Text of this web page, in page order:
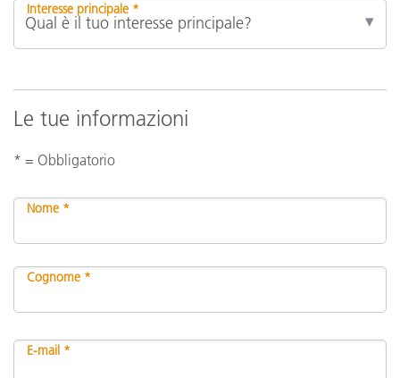
Interesse principale *
Le tue informazioni
* = Obbligatorio
Nome *
Cognome *
E-mail *